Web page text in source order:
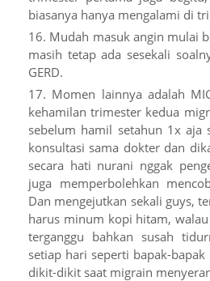
biasanya hanya mengalami di
Mudah masuk angin mulai
masih tetap ada sesekali
GERD.
Momen lainnya adalah
kehamilan trimester kedua
sebelum hamil setahun 1x aja
konsultasi sama dokter dan
secara hati nurani nggak
juga memperbolehkan
Dan mengejutkan sekali guys,
harus minum kopi hitam,
terganggu bahkan susah
setiap hari seperti bapak-
dikit-dikit saat migrain